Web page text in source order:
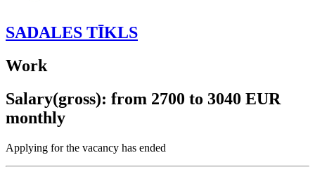
SADALES TĪKLS
Work
Salary(gross): from 2700 to 3040 EUR
monthly
Applying for the vacancy has ended